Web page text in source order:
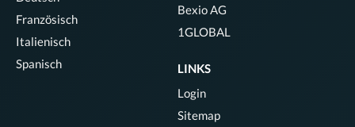
Französisch
Italienisch
Spanisch
Bexio AG
1GLOBAL
LINKS
Login
Sitemap